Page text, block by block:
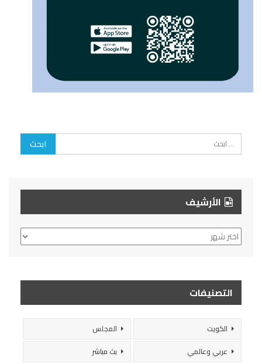
الأرشيف
الأرشيف
التصنيفات
الكويت
المجلس
عربي وعالمي
بث مباشر